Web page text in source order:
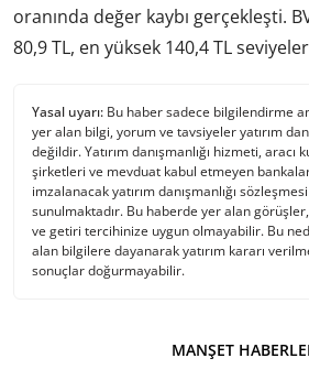
oranında değer kaybı gerçekleşti.
80,9 TL, en yüksek 140,4 TL
Yasal uyarı: Bu haber sadece bilgilendirme
yer alan bilgi, yorum ve tavsiyeler yatırım
değildir. Yatırım danışmanlığı hizmeti,
şirketleri ve mevduat kabul etmeyen
imzalanacak yatırım danışmanlığı
sunulmaktadır. Bu haberde yer alan
ve getiri tercihinize uygun olmayabilir. Bu
alan bilgilere dayanarak yatırım kararı
sonuçlar doğurmayabilir.
MANŞET